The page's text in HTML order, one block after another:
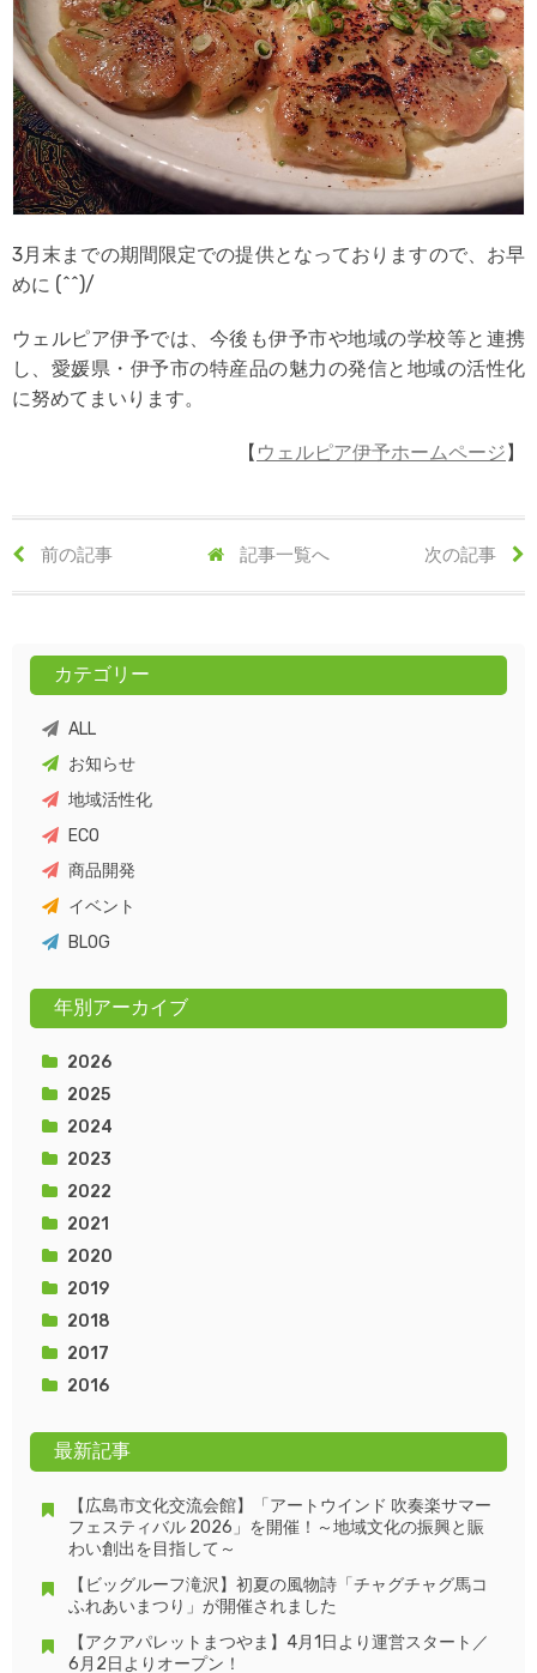
3月末までの期間限定での提供となっておりますので、お早
めに (^^)/
ウェルピア伊予では、今後も伊予市や地域の学校等と連携
し、愛媛県・伊予市の特産品の魅力の発信と地域の活性化
に努めてまいります。
【 ウェルピア伊予ホームページ】
前の記事 記事一覧へ 次の記事
カテゴリー
ALL
お知らせ
地域活性化
ECO
商品開発
イベント
BLOG
年別アーカイブ
2026
2025
2024
2023
2022
2021
2020
2019
2018
2017
2016
最新記事
【広島市文化交流会館】「アートウインド 吹奏楽サマー
フェスティバル 2026」を開催！～地域文化の振興と賑
わい創出を目指して～
【ビッグルーフ滝沢】初夏の風物詩「チャグチャグ馬コ
ふれあいまつり」が開催されました
【アクアパレットまつやま】4月1日より運営スタート／
6月2日よりオープン！